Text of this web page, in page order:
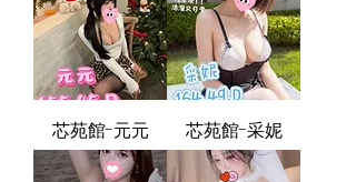
芯苑館-元元 芯苑館-采妮